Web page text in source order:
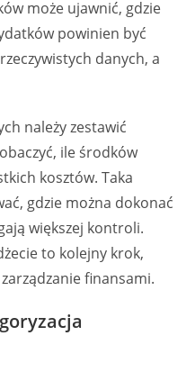
może ujawnić, gdzie
powinien być
danych, a
należy zestawić
ile środków
kosztów. Taka
gdzie można dokonać
większej kontroli.
to kolejny krok,
finansami.